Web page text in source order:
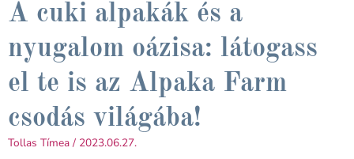
A cuki alpakák és a
nyugalom oázisa: látogass
el te is az Alpaka Farm
csodás világába!
Tollas Tímea 2023.06.27.